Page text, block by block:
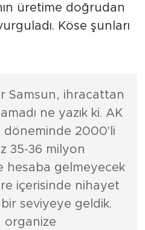
üretime doğrudan
Köse şunları
Samsun, ihracattan
ne yazık ki. AK
döneminde 2000'li
35-36 milyon
hesaba gelmeyecek
içerisinde nihayet
seviyeye geldik.
organize